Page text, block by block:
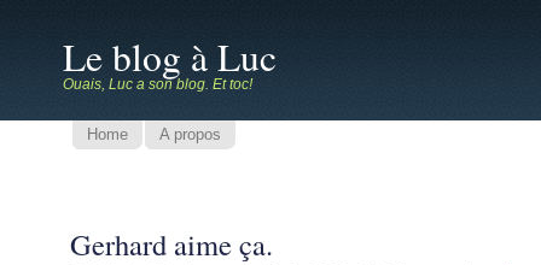
Le blog à Luc
Ouais, Luc a son blog. Et toc!
Home A propos
Gerhard aime ça.